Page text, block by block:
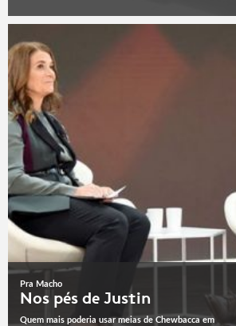
Pra Macho
Nos pés de Justin
Quem mais poderia usar meias de Chewbacca em